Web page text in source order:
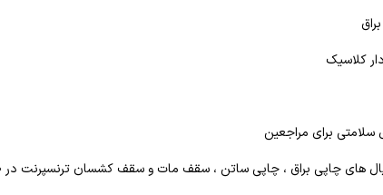
کلاسیک
سلامتی برای مراجعین
های چاپی براق ، چاپی ساتن ، سقف مات و سقف کشسان ترنسپرنت در